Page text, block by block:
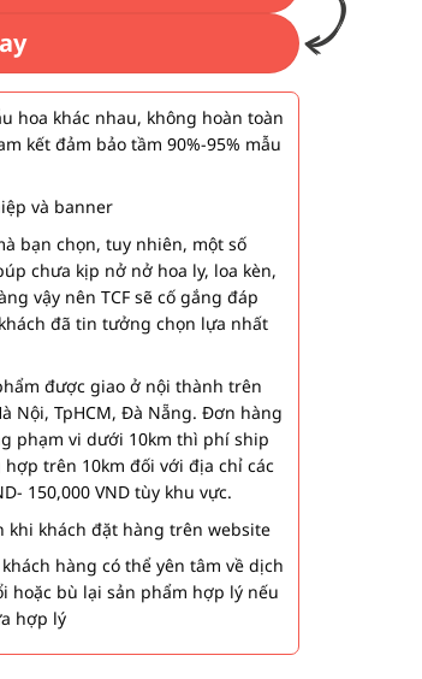
hoa khác nhau, không hoàn toàn
kết đảm bảo tầm 90%-95% mẫu
và banner
bạn chọn, tuy nhiên, một số
chưa kịp nở nở hoa ly, loa kèn,
vậy nên TCF sẽ cố gắng đáp
đã tin tưởng chọn lựa nhất
được giao ở nội thành trên
Nội, TpHCM, Đà Nẵng. Đơn hàng
phạm vi dưới 10km thì phí ship
hợp trên 10km đối với địa chỉ các
150,000 VND tùy khu vực.
khách đặt hàng trên website
hàng có thể yên tâm về dịch
hoặc bù lại sản phẩm hợp lý nếu
hợp lý